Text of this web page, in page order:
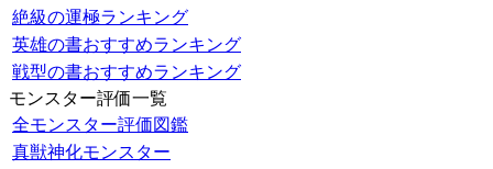
絶級の運極ランキング
英雄の書おすすめランキング
戦型の書おすすめランキング
モンスター評価一覧
全モンスター評価図鑑
真獣神化モンスター